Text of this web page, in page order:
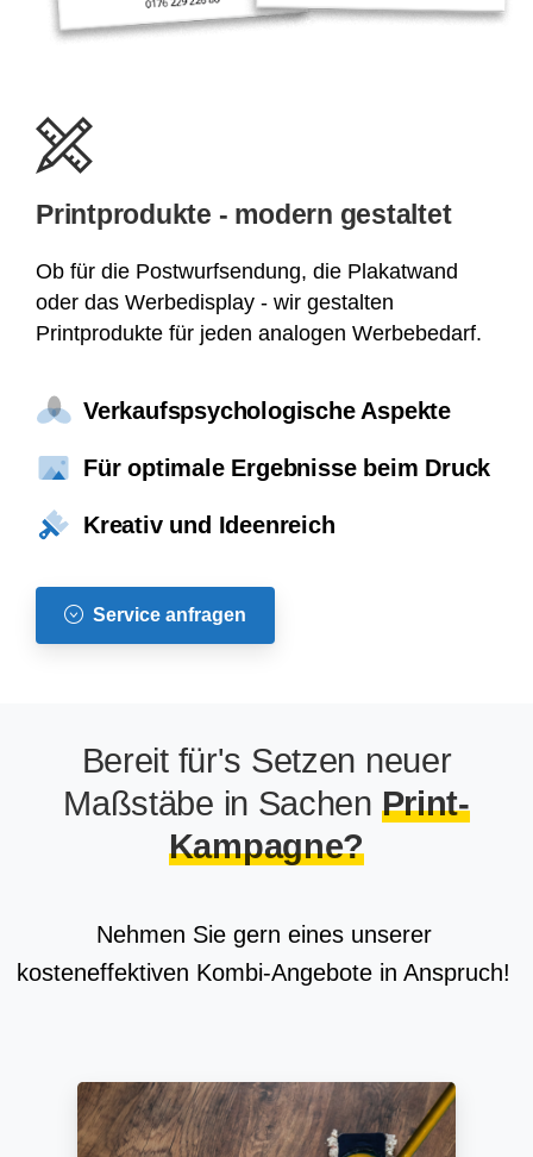
Printprodukte - modern gestaltet
Ob für die Postwurfsendung, die Plakatwand
oder das Werbedisplay - wir gestalten
Printprodukte für jeden analogen Werbebedarf.
Verkaufspsychologische Aspekte
Für optimale Ergebnisse beim Druck
Kreativ und Ideenreich
Service anfragen
Bereit für's Setzen neuer
Maßstäbe in Sachen Print-
Kampagne?
Nehmen Sie gern eines unserer
kosteneffektiven Kombi-Angebote in Anspruch!